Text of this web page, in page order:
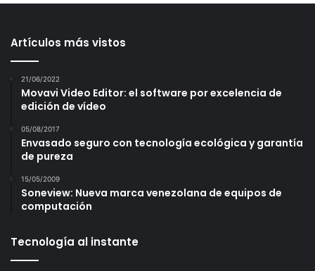
Artículos más vistos
21/06/2022
Movavi Video Editor: el software por excelencia de
edición de vídeo
05/08/2017
Envasado seguro con tecnología ecológica y garantía
de pureza
15/05/2009
Soneview: Nueva marca venezolana de equipos de
computación
Tecnología al instante